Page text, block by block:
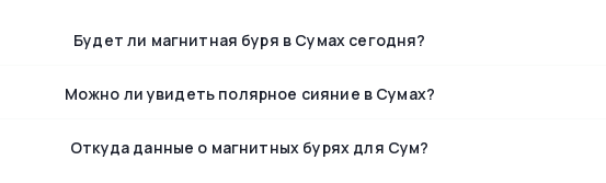
Будет ли магнитная буря в Сумах сегодня?
Можно ли увидеть полярное сияние в Сумах?
Откуда данные о магнитных бурях для Сум?